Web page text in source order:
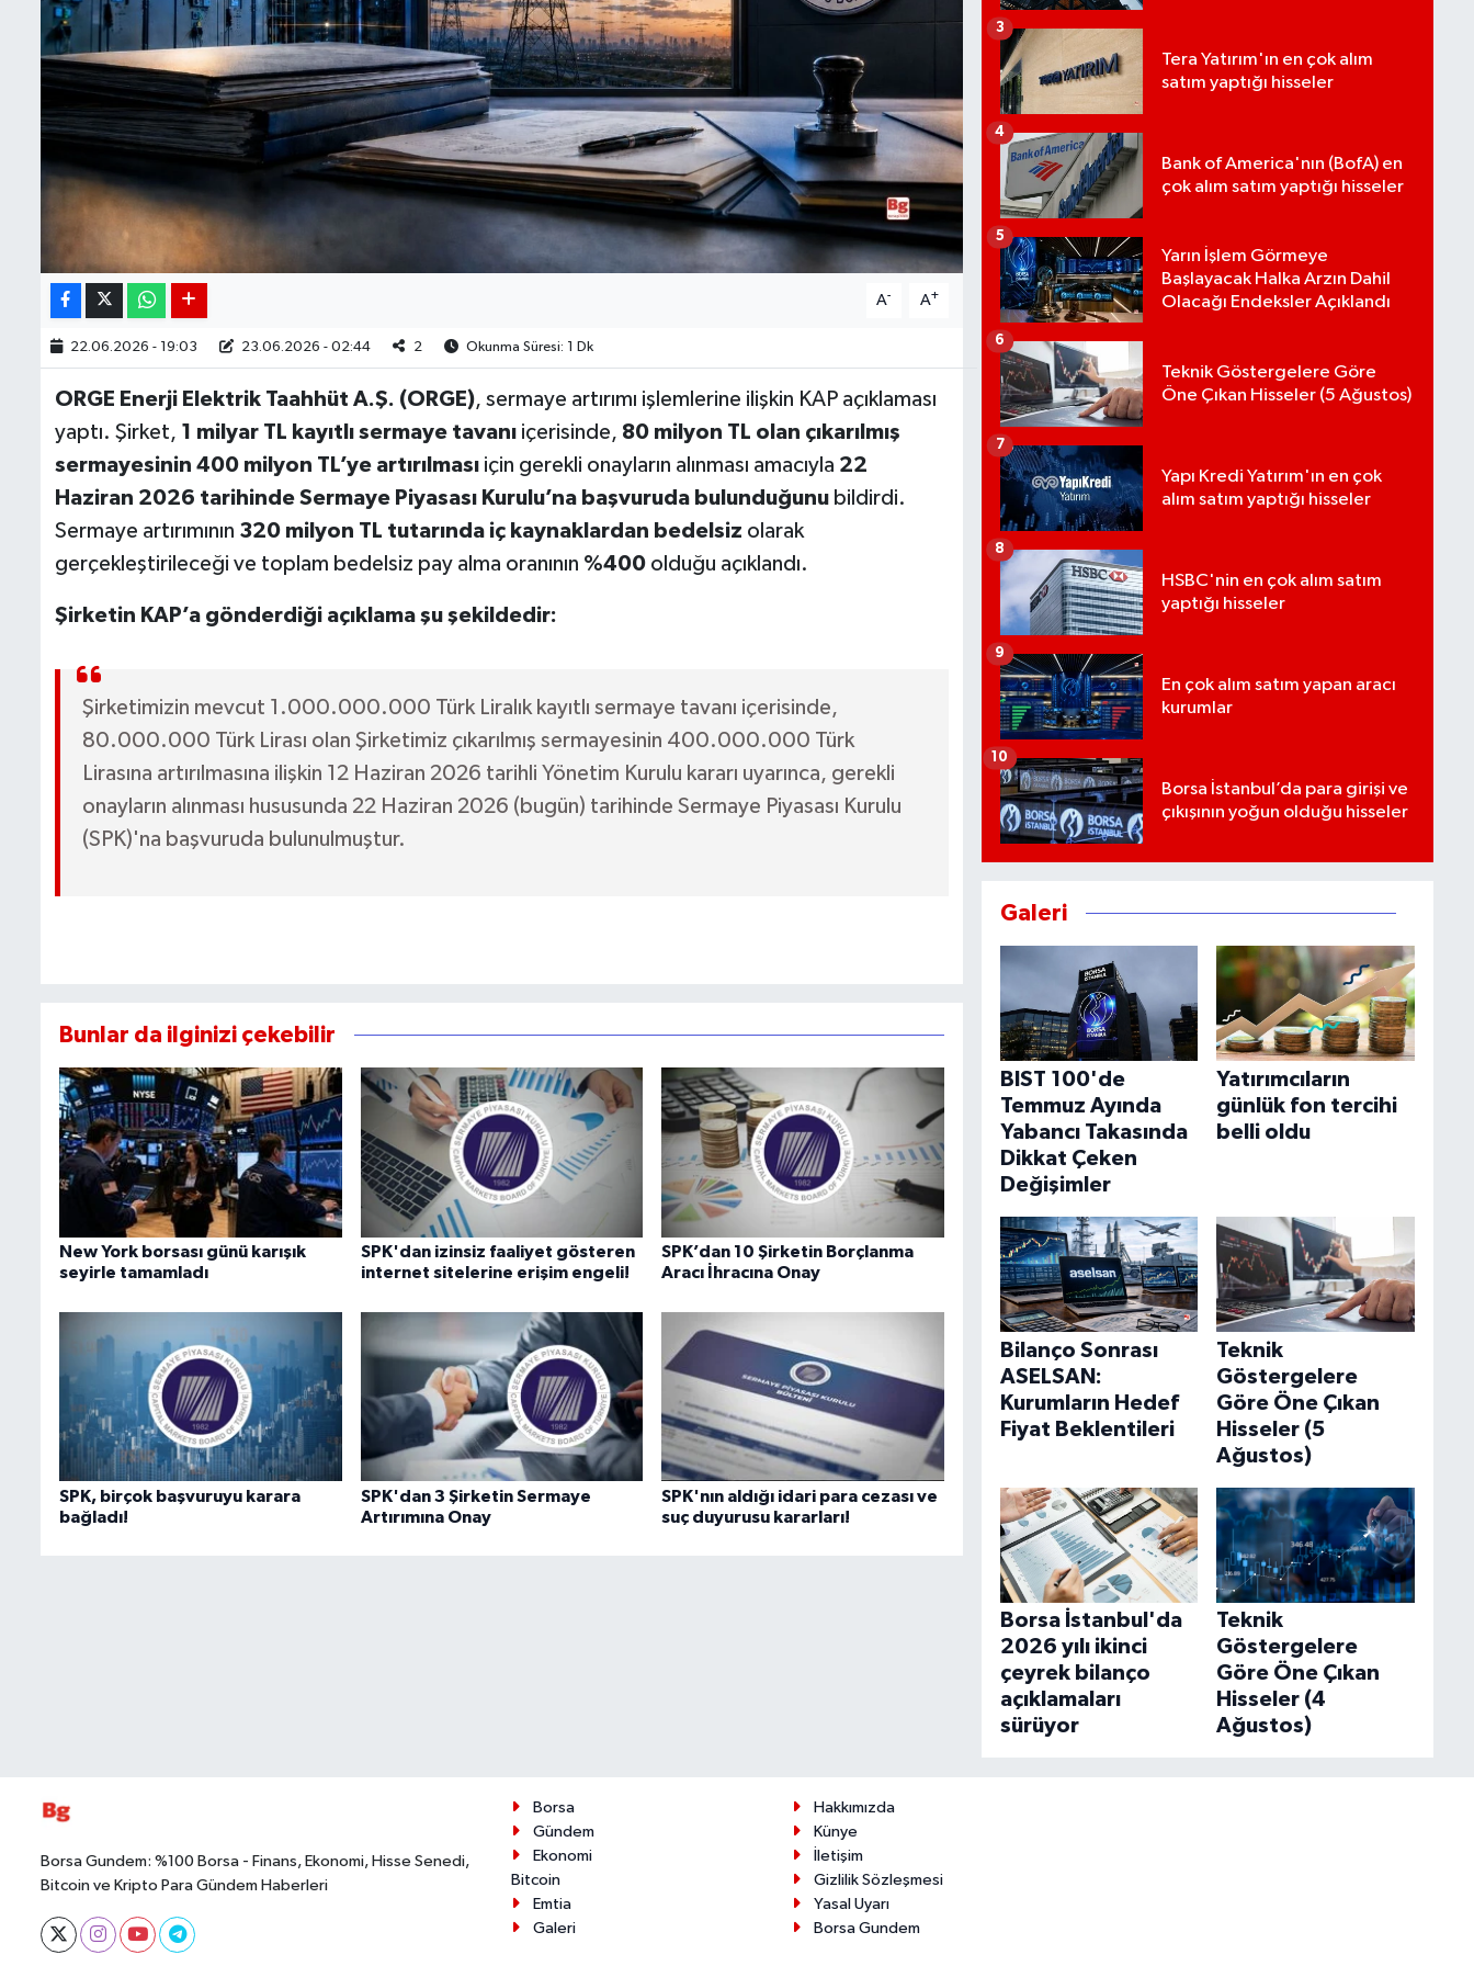
A- A+
22.06.2026 - 19:03 23.06.2026 - 02:44 2 Okunma Süresi: 1 Dk
ORGE Enerji Elektrik Taahhüt A.Ş. (ORGE), sermaye artırımı işlemlerine ilişkin KAP açıklaması
yaptı. Şirket, 1 milyar TL kayıtlı sermaye tavanı içerisinde, 80 milyon TL olan çıkarılmış
sermayesinin 400 milyon TL’ye artırılması için gerekli onayların alınması amacıyla 22
Haziran 2026 tarihinde Sermaye Piyasası Kurulu’na başvuruda bulunduğunu bildirdi.
Sermaye artırımının 320 milyon TL tutarında iç kaynaklardan bedelsiz olarak
gerçekleştirileceği ve toplam bedelsiz pay alma oranının %400 olduğu açıklandı.
Şirketin KAP’a gönderdiği açıklama şu şekildedir:
Şirketimizin mevcut 1.000.000.000 Türk Liralık kayıtlı sermaye tavanı içerisinde,
80.000.000 Türk Lirası olan Şirketimiz çıkarılmış sermayesinin 400.000.000 Türk
Lirasına artırılmasına ilişkin 12 Haziran 2026 tarihli Yönetim Kurulu kararı uyarınca, gerekli
onayların alınması hususunda 22 Haziran 2026 (bugün) tarihinde Sermaye Piyasası Kurulu
(SPK)'na başvuruda bulunulmuştur.
Bunlar da ilginizi çekebilir
New York borsası günü karışık
seyirle tamamladı
SPK'dan izinsiz faaliyet gösteren
internet sitelerine erişim engeli!
SPK’dan 10 Şirketin Borçlanma
Aracı İhracına Onay
SPK, birçok başvuruyu karara
bağladı!
SPK'dan 3 Şirketin Sermaye
Artırımına Onay
SPK'nın aldığı idari para cezası ve
suç duyurusu kararları!
Tera Yatırım'ın en çok alım
satım yaptığı hisseler
3
Bank of America'nın (BofA) en
çok alım satım yaptığı hisseler
4
Yarın İşlem Görmeye
Başlayacak Halka Arzın Dahil
Olacağı Endeksler Açıklandı
5
Teknik Göstergelere Göre
Öne Çıkan Hisseler (5 Ağustos)
6
Yapı Kredi Yatırım'ın en çok
alım satım yaptığı hisseler
7
HSBC'nin en çok alım satım
yaptığı hisseler
8
En çok alım satım yapan aracı
kurumlar
9
Borsa İstanbul’da para girişi ve
çıkışının yoğun olduğu hisseler
10
Galeri
BIST 100'de
Temmuz Ayında
Yabancı Takasında
Dikkat Çeken
Değişimler
Yatırımcıların
günlük fon tercihi
belli oldu
Bilanço Sonrası
ASELSAN:
Kurumların Hedef
Fiyat Beklentileri
Teknik
Göstergelere
Göre Öne Çıkan
Hisseler (5
Ağustos)
Borsa İstanbul'da
2026 yılı ikinci
çeyrek bilanço
açıklamaları
sürüyor
Teknik
Göstergelere
Göre Öne Çıkan
Hisseler (4
Ağustos)
Borsa Gundem: %100 Borsa - Finans, Ekonomi, Hisse Senedi,
Bitcoin ve Kripto Para Gündem Haberleri
Borsa
Hakkımızda
Gündem
Künye
Ekonomi
İletişim
Bitcoin
Gizlilik Sözleşmesi
Emtia
Yasal Uyarı
Galeri
Borsa Gundem